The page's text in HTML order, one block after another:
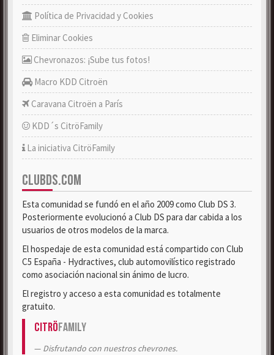
Política de Privacidad y Cookies
Eliminar Cookies
Chevronazos: ¡Sube tus fotos!
Macro KDD Citroën
Caravana Citroën a París
KDD´s CitröFamily
La iniciativa CitröFamily
CLUBDS.COM
Esta comunidad se fundó en el año 2009 como Club DS 3.
Posteriormente evolucionó a Club DS para dar cabida a los
usuarios de otros modelos de la marca.
El hospedaje de esta comunidad está compartido con Club
C5 España - Hydractives, club automovilístico registrado
como asociación nacional sin ánimo de lucro.
El registro y acceso a esta comunidad es totalmente
gratuito.
CitröFamily
Disfrutando con nuestros chevrones.